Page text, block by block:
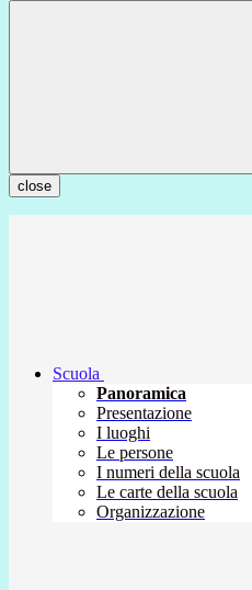
close
Scuola
Panoramica
Presentazione
I luoghi
Le persone
I numeri della scuola
Le carte della scuola
Organizzazione